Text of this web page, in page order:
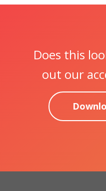
Does this
out our